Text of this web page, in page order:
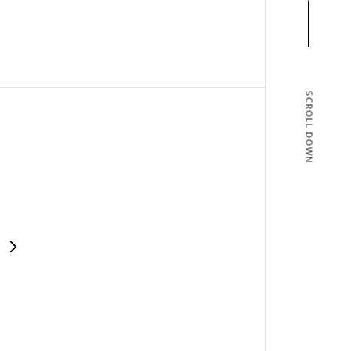
SCROLL DOWN